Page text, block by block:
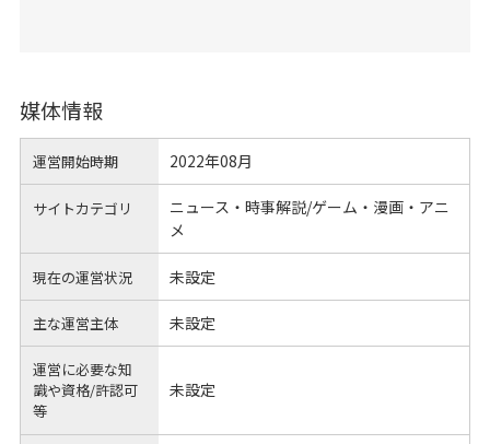
媒体情報
運営開始時期 2022年08月
サイトカテゴリ
ニュース・時事解説/ゲーム・漫画・アニ
メ
現在の運営状況 未設定
主な運営主体 未設定
運営に必要な知
識や資格/許認可
等
未設定